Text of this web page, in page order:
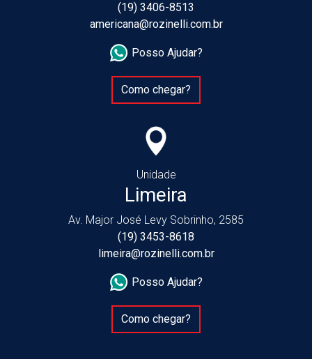
(19) 3406-8513
americana@rozinelli.com.br
Posso Ajudar?
Como chegar?
Unidade
Limeira
Av. Major José Levy Sobrinho, 2585
(19) 3453-8618
limeira@rozinelli.com.br
Posso Ajudar?
Como chegar?